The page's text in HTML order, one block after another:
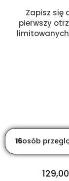
16osób
Zapisz się
pierwszy